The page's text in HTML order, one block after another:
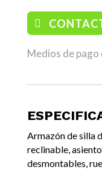
Medios de pago
Armazón de silla
reclinable,
desmontables,